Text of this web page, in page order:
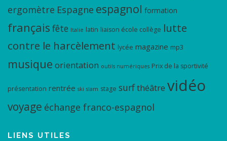
ergomètre Espagne espagnol formation
français fête Italie latin liaison école collège lutte
contre le harcèlement lycée magazine mp3
musique orientation outils numériques Prix de la sportivité
présentation rentrée ski slam stage surfthéâtre vidéo
voyage échange franco-espagnol
LIENS UTILES